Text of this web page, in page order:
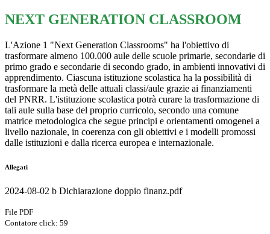
NEXT GENERATION CLASSROOM
L'Azione 1 "Next Generation Classrooms" ha l'obiettivo di
trasformare almeno 100.000 aule delle scuole primarie, secondarie di
primo grado e secondarie di secondo grado, in ambienti innovativi di
apprendimento. Ciascuna istituzione scolastica ha la possibilità di
trasformare la metà delle attuali classi/aule grazie ai finanziamenti
del PNRR. L'istituzione scolastica potrà curare la trasformazione di
tali aule sulla base del proprio curricolo, secondo una comune
matrice metodologica che segue principi e orientamenti omogenei a
livello nazionale, in coerenza con gli obiettivi e i modelli promossi
dalle istituzioni e dalla ricerca europea e internazionale.
Allegati
2024-08-02 b Dichiarazione doppio finanz.pdf
File PDF
Contatore click: 59